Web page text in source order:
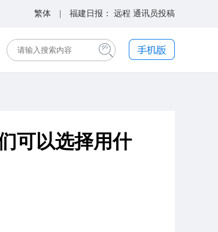
繁体 | 福建日报： 远程 通讯员投稿
可以选择用什